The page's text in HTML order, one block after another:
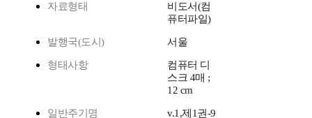
자료형태
비도서(컴
퓨터파일)
발행국(도시) 서울
형태사항
컴퓨터 디
스크 4매 ;
12 cm
일반주기명
v.1,제1권-9